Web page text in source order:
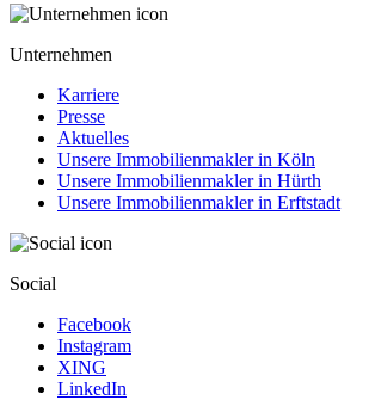
Unternehmen
Karriere
Presse
Aktuelles
Unsere Immobilienmakler in Köln
Unsere Immobilienmakler in Hürth
Unsere Immobilienmakler in Erftstadt
Social
Facebook
Instagram
XING
LinkedIn